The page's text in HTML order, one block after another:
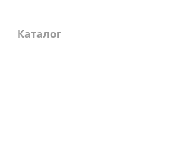
Каталог